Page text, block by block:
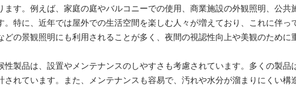
ます。例えば、家庭の庭やバルコニーでの使用、商業施設の外観照明、公
。特に、近年では屋外での生活空間を楽しむ人々が増えており、これに伴っ
どの景観照明にも利用されることが多く、夜間の視認性向上や美観のために
性製品は、設置やメンテナンスのしやすさも考慮されています。多くの製
されています。また、メンテナンスも容易で、汚れや水分が溜まりにくい